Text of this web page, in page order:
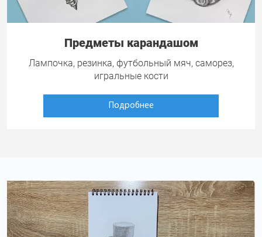
Предметы карандашом
Лампочка, резинка, футбольный мяч, саморез,
игральные кости
Подробнее